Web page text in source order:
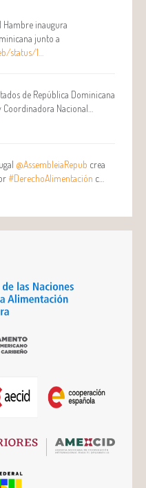
inaugura
junto a
status/1…
de República Dominicana
Coordinadora Nacional…
@AssembleiaRepub crea
#DerechoAlimentación c…